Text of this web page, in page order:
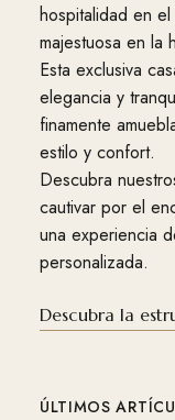
hospitalidad en
majestuosa en la
Esta exclusiva
elegancia y
finamente
estilo y confort.
Descubra
cautivar por el
una experiencia
personalizada.
Descubra la
ÚLTIMOS